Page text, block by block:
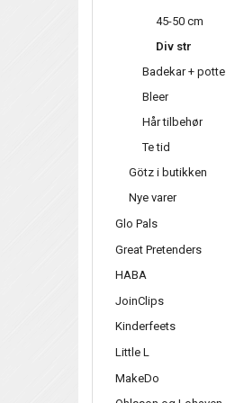
45-50 cm
Div str
Badekar + potte
Bleer
Hår tilbehør
Te tid
Götz i butikken
Nye varer
Glo Pals
Great Pretenders
HABA
JoinClips
Kinderfeets
Little L
MakeDo